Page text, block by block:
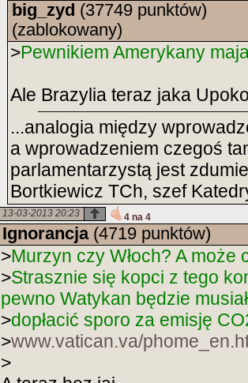
big_zyd (37749 punktów)
(zablokowany)
>Pewnikiem Amerykany
Ale Brazylia teraz jaka
...analogia między
a wprowadzeniem czegoś
parlamentarzystą jest
Bortkiewicz TCh, szef
13-03-2013 20:23 4 na 4
Ignorancja(4719 punktów)
>Murzyn czy Włoch? A może
>Strasznie się kopci z tego
pewno Watykan będzie musiał
>dopłacić sporo za emisję
>www.vatican.va/
>